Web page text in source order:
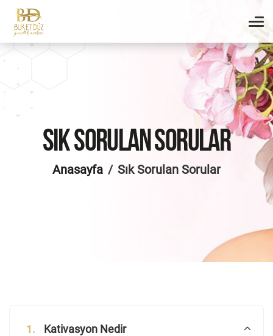
SIK SORULAN SORULAR
Anasayfa Sık Sorulan Sorular
1. Kativasyon Nedir